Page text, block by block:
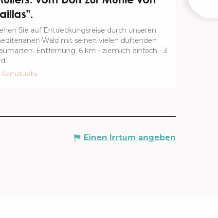
Sie auf Entdeckungsreise durch unseren
Wald mit seinen vielen duftenden
Entfernung: 6 km - ziemlich einfach - 3
Ramatuelle
Einen Irrtum angeben